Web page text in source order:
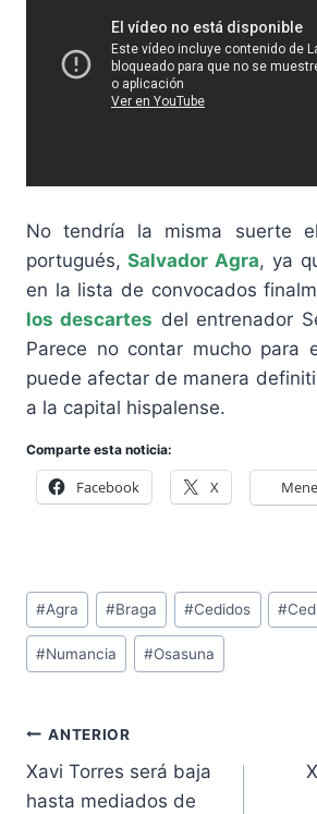
No tendría la misma suerte
portugués, Salvador Agra, ya
en la lista de convocados
los descartes del entrenador
Parece no contar mucho para
puede afectar de manera
a la capital hispalense.
Comparte esta noticia:
Facebook X
Etiquetas
de
la
#Agra #Braga #Cedidos #
#Numancia #Osasuna
Navegación
de
ANTERIOR
Xavi Torres será baja
hasta mediados de